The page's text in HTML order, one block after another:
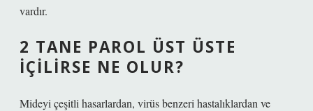
vardır.
2 TANE PAROL ÜST ÜSTE
IÇILIRSE NE OLUR?
Mideyi çeşitli hasarlardan, virüs benzeri hastalıklardan ve